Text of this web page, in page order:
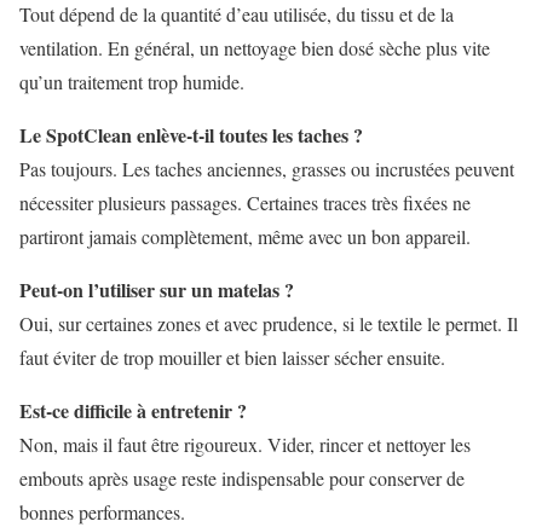
Tout dépend de la quantité d’eau utilisée, du tissu et de la
ventilation. En général, un nettoyage bien dosé sèche plus vite
qu’un traitement trop humide.
Le SpotClean enlève-t-il toutes les taches ?
Pas toujours. Les taches anciennes, grasses ou incrustées peuvent
nécessiter plusieurs passages. Certaines traces très fixées ne
partiront jamais complètement, même avec un bon appareil.
Peut-on l’utiliser sur un matelas ?
Oui, sur certaines zones et avec prudence, si le textile le permet. Il
faut éviter de trop mouiller et bien laisser sécher ensuite.
Est-ce difficile à entretenir ?
Non, mais il faut être rigoureux. Vider, rincer et nettoyer les
embouts après usage reste indispensable pour conserver de
bonnes performances.